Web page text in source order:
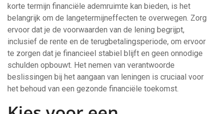
korte termijn financiële ademruimte kan bieden, is het
belangrijk om de langetermijneffecten te overwegen. Zorg
ervoor dat je de voorwaarden van de lening begrijpt,
inclusief de rente en de terugbetalingsperiode, om ervoor
te zorgen dat je financieel stabiel blijft en geen onnodige
schulden opbouwt. Het nemen van verantwoorde
beslissingen bij het aangaan van leningen is cruciaal voor
het behoud van een gezonde financiële toekomst.